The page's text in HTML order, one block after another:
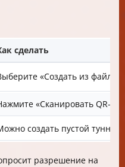
сделать
«Создать из файла
«Сканировать QR-
создать пустой
разрешение на